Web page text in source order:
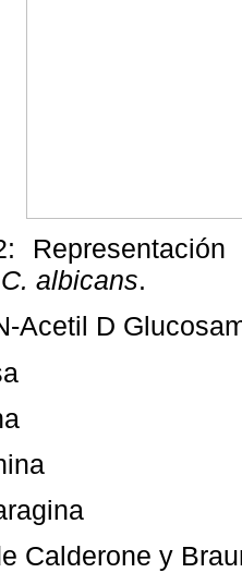
C. albicans.
Acetil D
Calderone y